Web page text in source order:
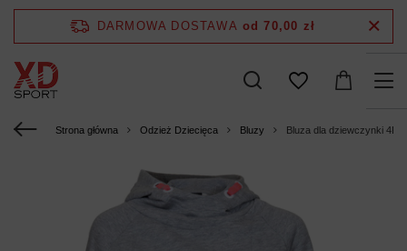
DARMOWA DOSTAWA od 70,00 zł
Strona główna Odzież Dziecięca Bluzy Bluza dla dziewczynki 4F